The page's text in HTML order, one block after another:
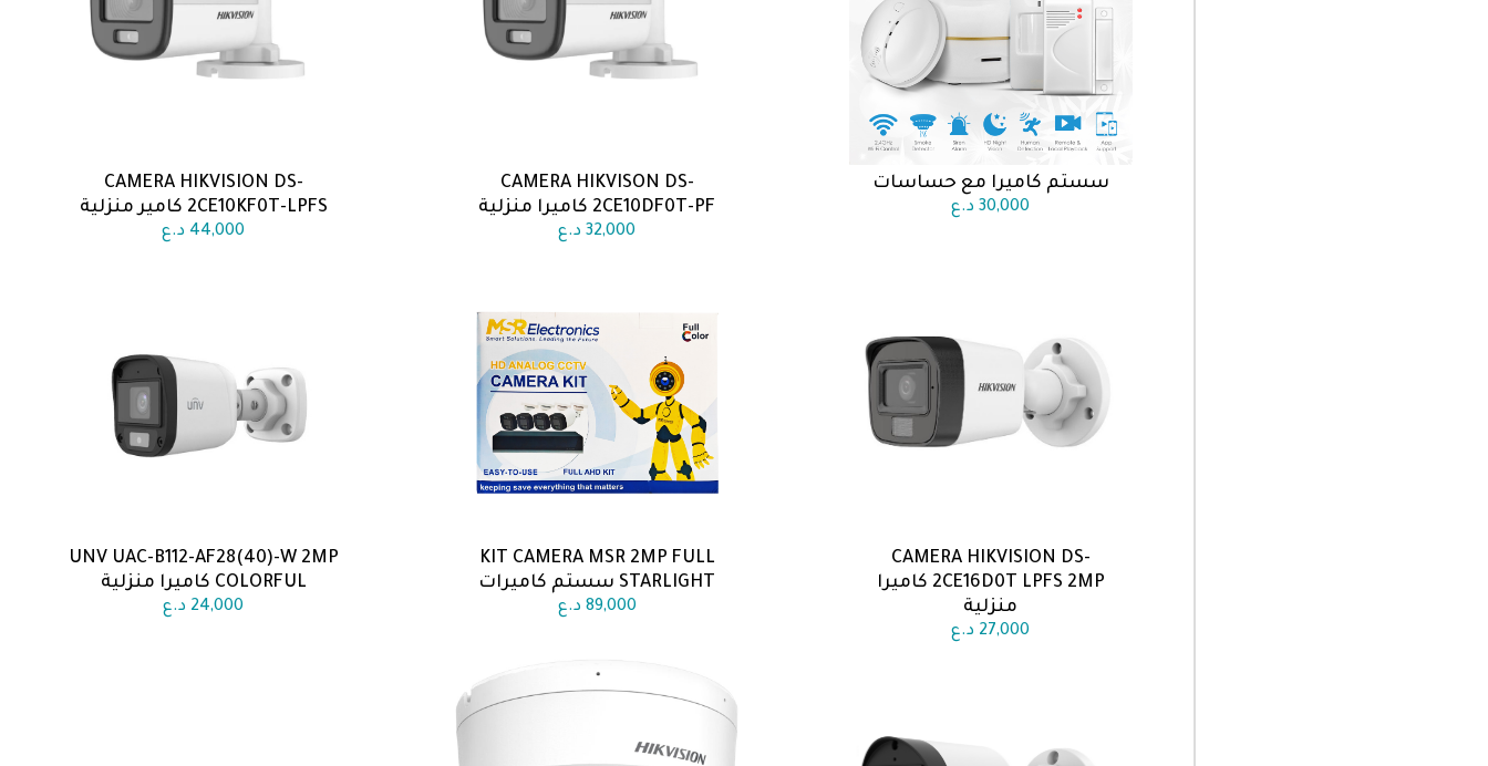
اضف الى السلة
سستم كاميرا مع حساسات
30,000د.ع
اضف الى السلة
CAMERA HIKVISON DS-
2CE10DF0T-PF كاميرا منزلية
32,000د.ع
اضف الى السلة
CAMERA HIKVISION DS-
2CE10KF0T-LPFS كامير منزلية
44,000 د.ع
اضف الى السلة
CAMERA HIKVISION DS-
2CE16D0T LPFS 2MP كاميرا
منزلية
27,000 د.ع
اضف الى السلة
KIT CAMERA MSR 2MP FULL
STARLIGHT سستم كاميرات
89,000 د.ع
اضف الى السلة
UNV UAC-B112-AF28(40)-W 2MP
COLORFUL كاميرا منزلية
24,000 د.ع